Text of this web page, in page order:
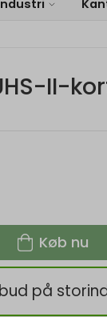
II-
Køb nu
på